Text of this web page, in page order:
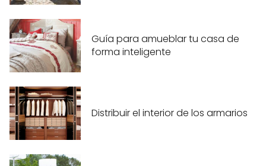
Guía para amueblar tu casa de
forma inteligente
Distribuir el interior de los armarios